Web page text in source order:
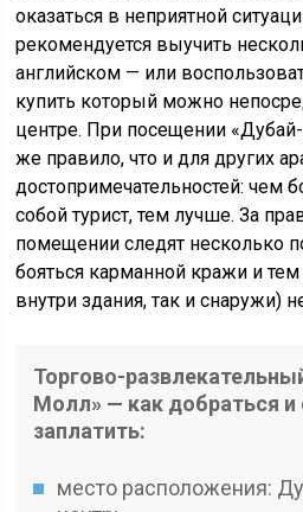
оказаться в неприятной
рекомендуется выучить
английском — или
купить который можно
центре. При посещении
же правило, что и для других
достопримечательностей: чем
собой турист, тем лучше. За
помещении следят несколько
бояться карманной кражи и
внутри здания, так и снаружи)
Торгово-
Молл» — как добраться и
заплатить:
место расположения: